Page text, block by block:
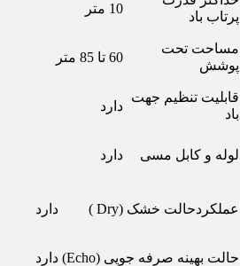
پرتاب باد
10 متر
مساحت تحت
پوشش
60 تا 85 متر
قابلیت تنظیم جهت
باد
دارد
لوله و کابل مسی دارد
عملکردحالت خشک (Dry ) دارد
حالت بهینه صرفه جویی (Echo) دارد